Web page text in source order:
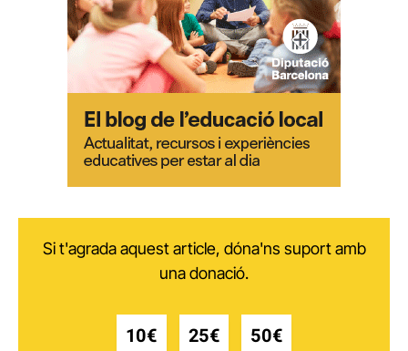
Si t'agrada aquest article, dóna'ns suport amb
una donació.
10€ 25€ 50€